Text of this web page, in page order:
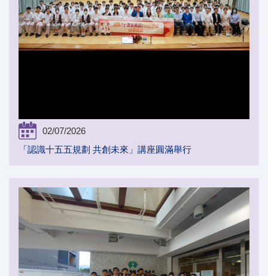
02/07/2026
「認識十五五規劃 共創未來」講座圓滿舉行